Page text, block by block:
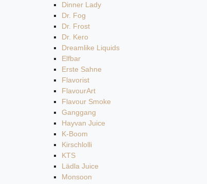
Dinner Lady
Dr. Fog
Dr. Frost
Dr. Kero
Dreamlike Liquids
Elfbar
Erste Sahne
Flavorist
FlavourArt
Flavour Smoke
Ganggang
Hayvan Juice
K-Boom
Kirschlolli
KTS
Lädla Juice
Monsoon